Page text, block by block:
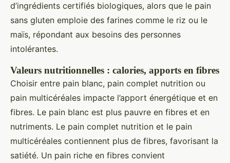
d’ingrédients certifiés biologiques, alors que le pain
sans gluten emploie des farines comme le riz ou le
maïs, répondant aux besoins des personnes
intolérantes.
Valeurs nutritionnelles : calories, apports en fibres
Choisir entre pain blanc, pain complet nutrition ou
pain multicéréales impacte l’apport énergétique et en
fibres. Le pain blanc est plus pauvre en fibres et en
nutriments. Le pain complet nutrition et le pain
multicéréales contiennent plus de fibres, favorisant la
satiété. Un pain riche en fibres convient